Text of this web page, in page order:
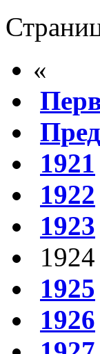
«
1921
1922
1923
1924
1925
1926